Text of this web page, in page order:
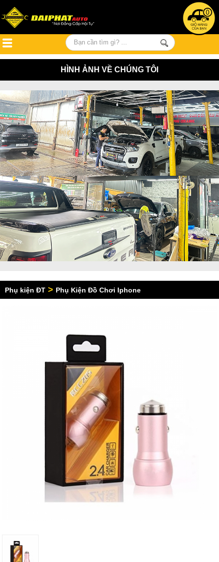
0
HÌNH ẢNH VỀ CHÚNG TÔI
Phụ kiện ĐT > Phụ Kiện Đồ Chơi Iphone